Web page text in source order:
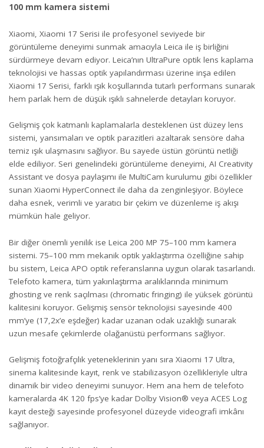
100 mm kamera sistemi
Xiaomi, Xiaomi 17 Serisi ile profesyonel seviyede bir
görüntüleme deneyimi sunmak amacıyla Leica ile iş birliğini
sürdürmeye devam ediyor. Leica’nın UltraPure optik lens kaplama
teknolojisi ve hassas optik yapılandırması üzerine inşa edilen
Xiaomi 17 Serisi, farklı ışık koşullarında tutarlı performans sunarak
hem parlak hem de düşük ışıklı sahnelerde detayları koruyor.
Gelişmiş çok katmanlı kaplamalarla desteklenen üst düzey lens
sistemi, yansımaları ve optik parazitleri azaltarak sensöre daha
temiz ışık ulaşmasını sağlıyor. Bu sayede üstün görüntü netliği
elde ediliyor. Seri genelindeki görüntüleme deneyimi, AI Creativity
Assistant ve dosya paylaşımı ile MultiCam kurulumu gibi özellikler
sunan Xiaomi HyperConnect ile daha da zenginleşiyor. Böylece
daha esnek, verimli ve yaratıcı bir çekim ve düzenleme iş akışı
mümkün hale geliyor.
Bir diğer önemli yenilik ise Leica 200 MP 75–100 mm kamera
sistemi. 75–100 mm mekanik optik yaklaştırma özelliğine sahip
bu sistem, Leica APO optik referanslarına uygun olarak tasarlandı.
Telefoto kamera, tüm yakınlaştırma aralıklarında minimum
ghosting ve renk saçılması (chromatic fringing) ile yüksek görüntü
kalitesini koruyor. Gelişmiş sensör teknolojisi sayesinde 400
mm’ye (17,2x’e eşdeğer) kadar uzanan odak uzaklığı sunarak
uzun mesafe çekimlerde olağanüstü performans sağlıyor.
Gelişmiş fotoğrafçılık yeteneklerinin yanı sıra Xiaomi 17 Ultra,
sinema kalitesinde kayıt, renk ve stabilizasyon özellikleriyle ultra
dinamik bir video deneyimi sunuyor. Hem ana hem de telefoto
kameralarda 4K 120 fps’ye kadar Dolby Vision® veya ACES Log
kayıt desteği sayesinde profesyonel düzeyde videografi imkânı
sağlanıyor.